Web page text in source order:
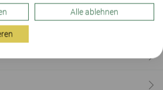
Alle ablehnen